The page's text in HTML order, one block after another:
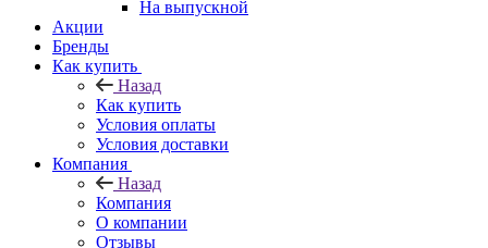
На выпускной
Акции
Бренды
Как купить
Назад
Как купить
Условия оплаты
Условия доставки
Компания
Назад
Компания
О компании
Отзывы